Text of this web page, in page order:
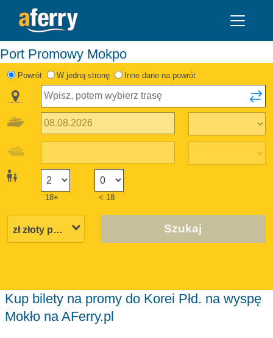
Port Promowy Mokpo
Powrót W jedną stronę Inne dane na powrót
18+ < 18
Szukaj
Kup bilety na promy do Korei Płd. na wyspę
Mokło na AFerry.pl